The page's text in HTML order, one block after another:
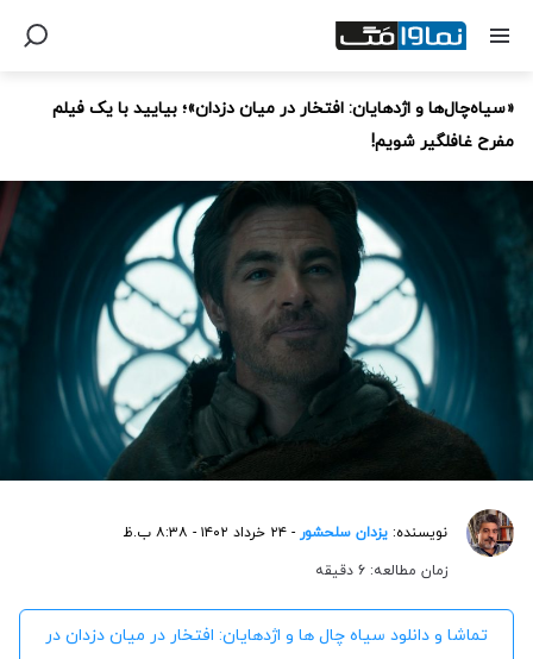
«سیاه‌‌چال‌‌ها و اژدهایان: افتخار در میان دزدان»؛ بیایید با یک فیلم
مفرح غافلگیر شویم!
نویسنده: یزدان سلحشور - ۲۴ خرداد ۱۴۰۲ - ۸:۳۸ ب.ظ
زمان مطالعه: 6 دقیقه
تماشا و دانلود سیاه‌ چال‌ ها و اژدهایان: افتخار در میان دزدان در